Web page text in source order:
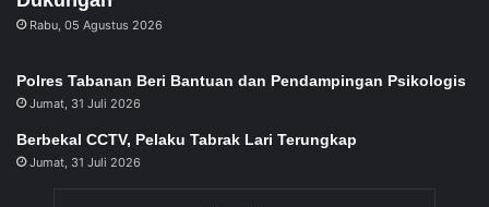
Rabu, 05 Agustus 2026
Polres Tabanan Beri Bantuan dan Pendampingan Psikologis
Jumat, 31 Juli 2026
Berbekal CCTV, Pelaku Tabrak Lari Terungkap
Jumat, 31 Juli 2026